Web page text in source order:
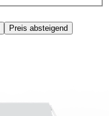
Preis absteigend